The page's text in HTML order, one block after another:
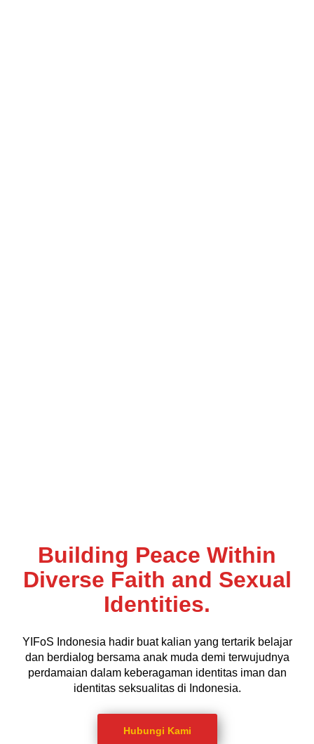
Building Peace Within
Diverse Faith and Sexual
Identities.
YIFoS Indonesia hadir buat kalian yang tertarik belajar
dan berdialog bersama anak muda demi terwujudnya
perdamaian dalam keberagaman identitas iman dan
identitas seksualitas di Indonesia.
Hubungi Kami